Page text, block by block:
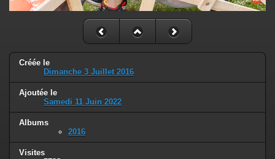
Créée le
Dimanche 3 Juillet 2016
Ajoutée le
Samedi 11 Juin 2022
Albums
2016
Visites